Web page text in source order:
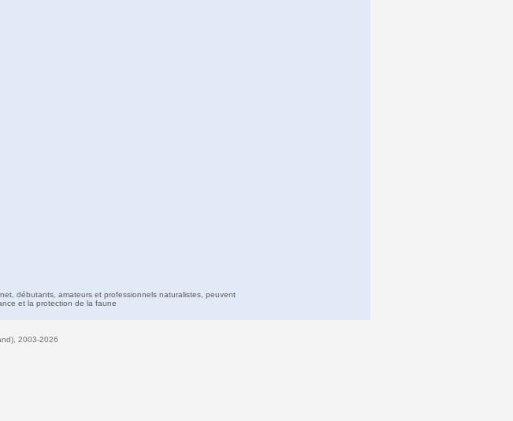
débutants, amateurs et professionnels naturalistes, peuvent
et la protection de la faune
2003-2026